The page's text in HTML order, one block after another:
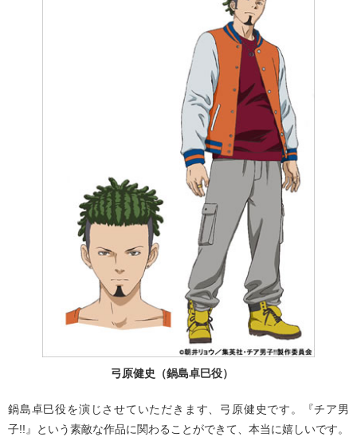
弓原健史（鍋島卓巳役）
鍋島卓巳役を演じさせていただきます、弓原健史です。『チア男
子!!』という素敵な作品に関わることができて、本当に嬉しいです。